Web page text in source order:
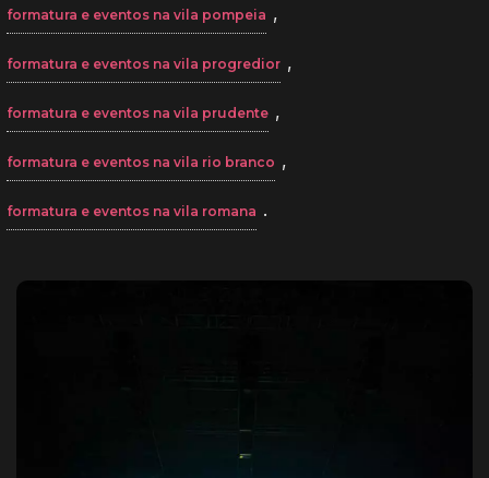
formatura e eventos na vila pompeia ,
formatura e eventos na vila progredior ,
formatura e eventos na vila prudente ,
formatura e eventos na vila rio branco ,
formatura e eventos na vila romana .